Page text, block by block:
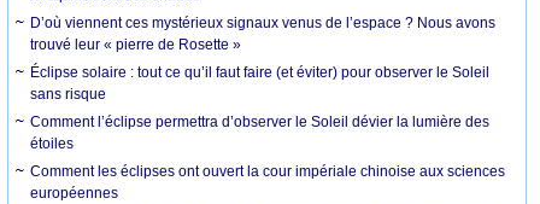
D’où viennent ces mystérieux signaux venus de l’espace ? Nous avons
trouvé leur « pierre de Rosette »
Éclipse solaire : tout ce qu’il faut faire (et éviter) pour observer le Soleil
sans risque
Comment l’éclipse permettra d’observer le Soleil dévier la lumière des
étoiles
Comment les éclipses ont ouvert la cour impériale chinoise aux sciences
européennes